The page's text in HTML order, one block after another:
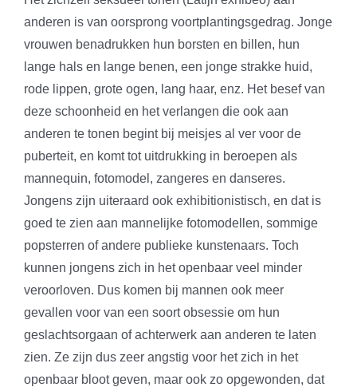
anderen is van oorsprong voortplantingsgedrag. Jonge
vrouwen benadrukken hun borsten en billen, hun
lange hals en lange benen, een jonge strakke huid,
rode lippen, grote ogen, lang haar, enz. Het besef van
deze schoonheid en het verlangen die ook aan
anderen te tonen begint bij meisjes al ver voor de
puberteit, en komt tot uitdrukking in beroepen als
mannequin, fotomodel, zangeres en danseres.
Jongens zijn uiteraard ook exhibitionistisch, en dat is
goed te zien aan mannelijke fotomodellen, sommige
popsterren of andere publieke kunstenaars. Toch
kunnen jongens zich in het openbaar veel minder
veroorloven. Dus komen bij mannen ook meer
gevallen voor van een soort obsessie om hun
geslachtsorgaan of achterwerk aan anderen te laten
zien. Ze zijn dus zeer angstig voor het zich in het
openbaar bloot geven, maar ook zo opgewonden, dat